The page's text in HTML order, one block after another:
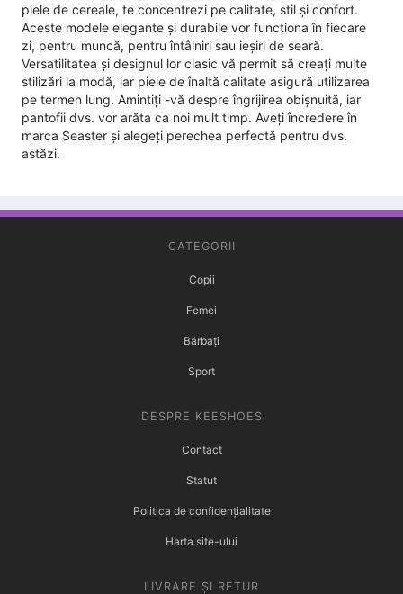
piele de cereale, te concentrezi pe calitate, stil și confort.
Aceste modele elegante și durabile vor funcționa în fiecare
zi, pentru muncă, pentru întâlniri sau ieșiri de seară.
Versatilitatea și designul lor clasic vă permit să creați multe
stilizări la modă, iar piele de înaltă calitate asigură utilizarea
pe termen lung. Amintiți -vă despre îngrijirea obișnuită, iar
pantofii dvs. vor arăta ca noi mult timp. Aveți încredere în
marca Seaster și alegeți perechea perfectă pentru dvs.
astăzi.
CATEGORII
Copii
Femei
Bărbați
Sport
DESPRE KEESHOES
Contact
Statut
Politica de confidențialitate
Harta site-ului
LIVRARE ȘI RETUR